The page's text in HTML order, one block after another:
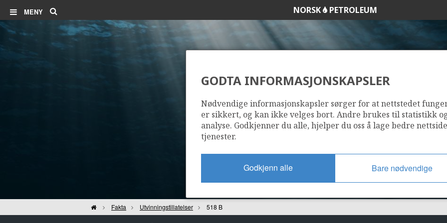
MENY NORSK PETROLEUM
518 B
Hjem Fakta Utvinningstillatelser 518 B
GODTA INFORMASJONSKAPSLER
Nødvendige informasjonskapsler sørger for at nettstedet
er sikkert, og kan ikke velges bort. Andre brukes til statistikk
analyse. Godkjenner du alle, hjelper du oss å lage bedre
tjenester.
Godkjenn alle Bare nødvendige